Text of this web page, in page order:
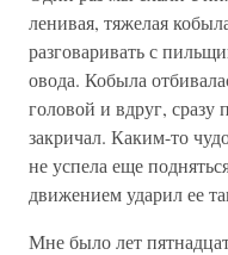
ленивая, тяжелая
разговаривать с
овода. Кобыла
головой и вдруг, сразу
закричал. Каким-то
не успела еще
движением ударил ее
Мне было лет